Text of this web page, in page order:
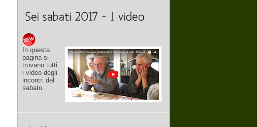
In questa
pagina si
trovano tutti
i video degli
incontri del
sabato.